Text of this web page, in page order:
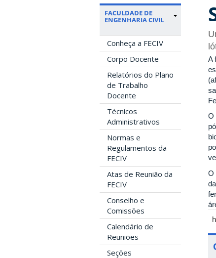
FACULDADE DE
ENGENHARIA CIVIL
Conheça a FECIV
Corpo Docente
Relatórios do Plano
de Trabalho
Docente
Técnicos
Administrativos
Normas e
Regulamentos da
FECIV
Atas de Reunião da
FECIV
Conselho e
Comissões
Calendário de
Reuniões
Seções
A
O
O